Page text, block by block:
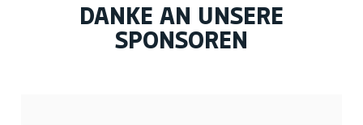
DANKE AN UNSERE
SPONSOREN